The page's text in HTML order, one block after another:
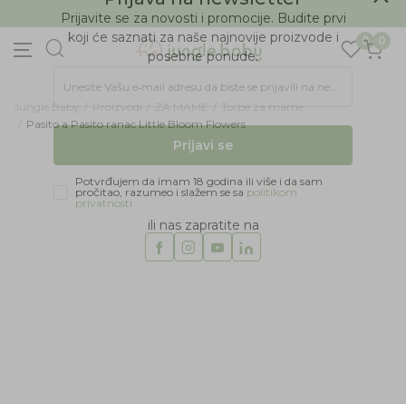
BESPLATNA ISPORUKA Paketa preko 4.000 RSD
0 0
Jungle Baby Proizvodi ZA MAME
Torbe za mame
Pasito a Pasito ranac Little Bloom Flowers
Prijava na newsletter
Prijavite se za novosti i promocije. Budite prvi
koji će saznati za naše najnovije proizvode i
posebne ponude.
Potvrđujem da imam 18 godina ili više i da sam
pročitao, razumeo i slažem se sapolitikom
ili nas zapratite na